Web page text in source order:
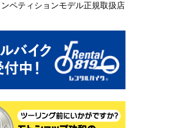
ペティションモデル正規取扱店